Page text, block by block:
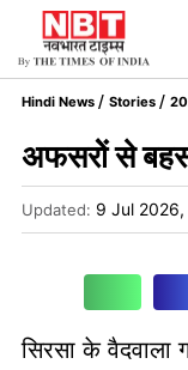
Hindi News Stories
अफसरोें से
Updated: 9 Jul
सिरसा के वैदवाला